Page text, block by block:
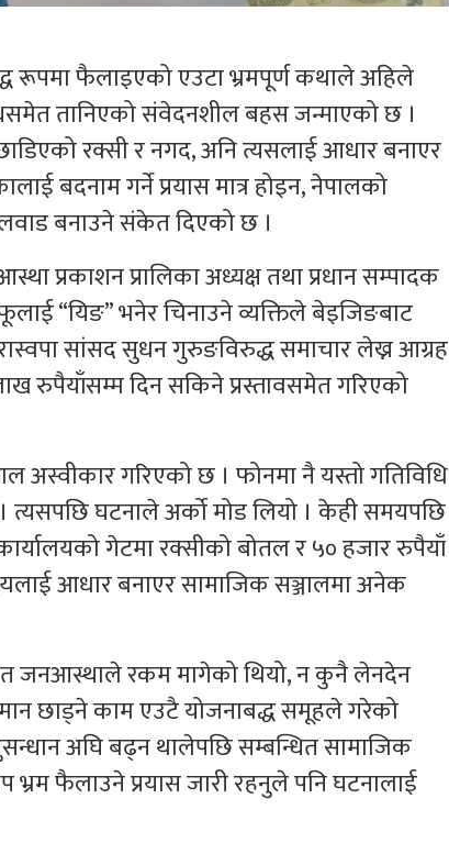
रूपमा फैलाइएको एउटा भ्रमपूर्ण कथाले अहिले
तानिएको संवेदनशील बहस जन्माएको छ ।
रक्सी र नगद, अनि त्यसलाई आधार बनाएर
बदनाम गर्ने प्रयास मात्र होइन, नेपालको
बनाउने संकेत दिएको छ ।
प्रकाशन प्रालिका अध्यक्ष तथा प्रधान सम्पादक
“यिङ” भनेर चिनाउने व्यक्तिले बेइजिङबाट
रास्वपा सांसद सुधन गुरुङविरुद्ध समाचार लेख्न आग्रह
रुपैयाँसम्म दिन सकिने प्रस्तावसमेत गरिएको
अस्वीकार गरिएको छ । फोनमा नै यस्तो गतिविधि
त्यसपछि घटनाले अर्को मोड लियो । केही समयपछि
गेटमा रक्सीको बोतल र ५० हजार रुपैयाँ
आधार बनाएर सामाजिक सञ्जालमा अनेक
जनआस्थाले रकम मागेको थियो, न कुनै लेनदेन
छाड्ने काम एउटै योजनाबद्ध समूहले गरेको
अघि बढ्न थालेपछि सम्बन्धित सामाजिक
फैलाउने प्रयास जारी रहनुले पनि घटनालाई